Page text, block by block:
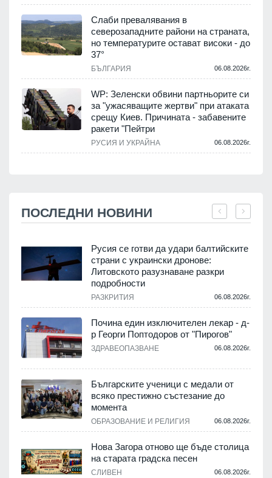
Слаби превалявания в
северозападните райони на страната,
но температурите остават високи - до
37°
БЪЛГАРИЯ 06.08.2026г.
WP: Зеленски обвини партньорите си
за "ужасяващите жертви" при атаката
срещу Киев. Причината - забавените
ракети "Пейтри
РУСИЯ И УКРАЙНА 06.08.2026г.
ПОСЛЕДНИ НОВИНИ
Русия се готви да удари балтийските
страни с украински дронове:
Литовското разузнаване разкри
подробности
РАЗКРИТИЯ 06.08.2026г.
Почина един изключителен лекар - д-
р Георги Поптодоров от "Пирогов"
ЗДРАВЕОПАЗВАНЕ 06.08.2026г.
Българските ученици с медали от
всяко престижно състезание до
момента
ОБРАЗОВАНИЕ И РЕЛИГИЯ 06.08.2026г.
Нова Загора отново ще бъде столица
на старата градска песен
СЛИВЕН 06.08.2026г.